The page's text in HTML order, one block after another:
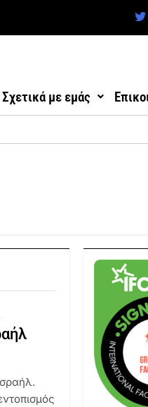
Σχετικά με εμάς